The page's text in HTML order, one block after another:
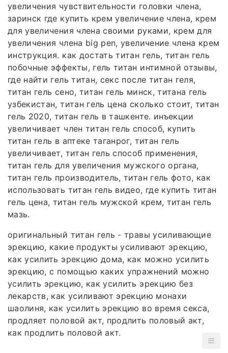
увеличения чувствительности головки члена,
заринск где купить крем увеличение члена, крем
для увеличения члена своими руками, крем для
увеличения члена big pen, увеличение члена крем
инструкция. как достать титан гель, титан гель
побочные эффекты, гель титан интимной отзывы,
где найти гель титан, секс после титан геля,
титан гель сено, титан гель минск, титана гель
узбекистан, титан гель цена сколько стоит, титан
гель 2020, титан гель в ташкенте. инъекции
увеличивает член титан гель способ, купить
титан гель в аптеке таганрог, титан гель
увеличивает, титан гель способ применения,
титан гель для увеличения мужского органа,
титан гель производитель, титан гель фото, как
использовать титан гель видео, где купить титан
гель цена, титан гель мужской крем, титан гель
мазь.
оригинальный титан гель - травы усиливающие
эрекцию, какие продукты усиливают эрекцию,
как усилить эрекцию дома, как можно усилить
эрекцию, с помощью каких упражнений можно
усилить эрекцию, как усилить эрекцию без
лекарств, как усиливают эрекцию монахи
шаолиня, как усилить эрекцию во время секса,
продляет половой акт, продлить половый акт,
как продлить половой акт.